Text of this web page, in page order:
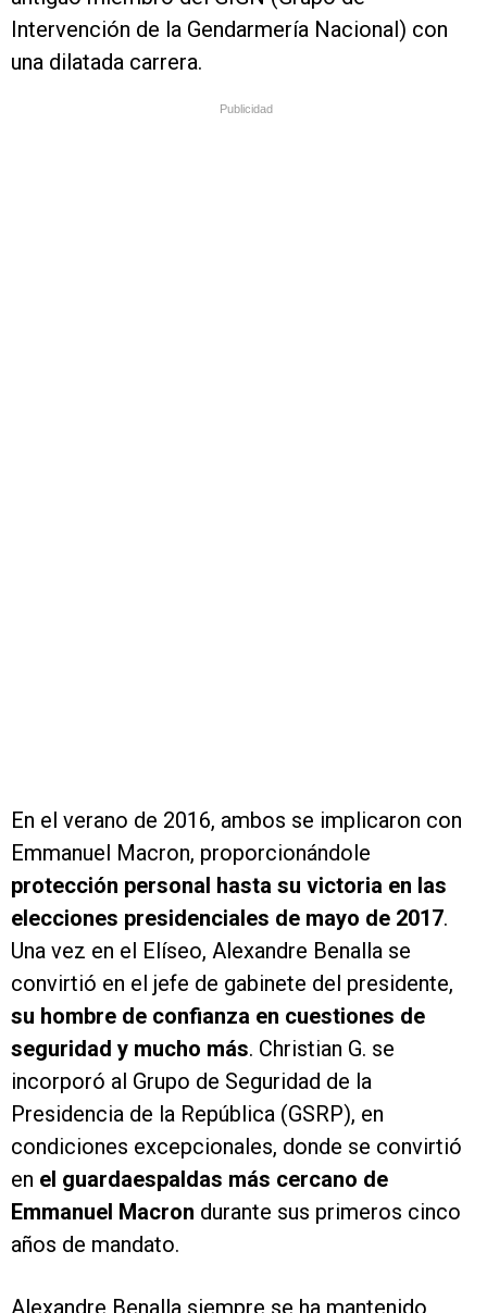
Intervención de la Gendarmería Nacional) con
una dilatada carrera.
Publicidad
En el verano de 2016, ambos se implicaron con
Emmanuel Macron, proporcionándole
protección personal hasta su victoria en las
elecciones presidenciales de mayo de 2017.
Una vez en el Elíseo, Alexandre Benalla se
convirtió en el jefe de gabinete del presidente,
su hombre de confianza en cuestiones de
seguridad y mucho más. Christian G. se
incorporó al Grupo de Seguridad de la
Presidencia de la República (GSRP), en
condiciones excepcionales, donde se convirtió
en el guardaespaldas más cercano de
Emmanuel Macron durante sus primeros cinco
años de mandato.
Alexandre Benalla siempre se ha mantenido